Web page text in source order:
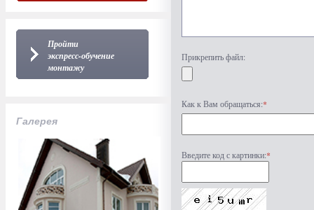
Пройти
экспресс-обучение
монтажу
Галерея
Прикрепить файл:
Как к Вам обращаться:*
Введите код с картинки:*